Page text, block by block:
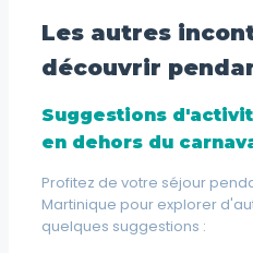
Les autres
découvrir
Suggestions
en dehors du
Profitez de votre séjour
Martinique pour explorer
quelques suggestions :